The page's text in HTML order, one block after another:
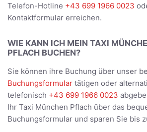
Telefon-Hotline +43 699 1966 0023
Kontaktformular erreichen.
WIE KANN ICH MEIN TAXI
PFLACH BUCHEN?
Sie können ihre Buchung über unser
Buchungsformular tätigen oder
telefonisch +43 699 1966 0023
Ihr Taxi München Pflach über das
Buchungsformular und sparen Sie bis